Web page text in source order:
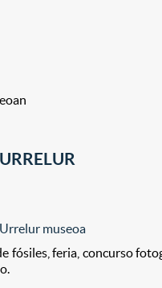
Urrelur museoa
feria, concurso